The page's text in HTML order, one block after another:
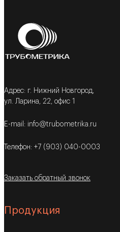
Адрес: г. Нижний Новгород,
ул. Ларина, 22, офис 1
E-mail: info@trubometrika.ru
Телефон: +7 (903) 040-0003
Заказать обратный звонок
Продукция